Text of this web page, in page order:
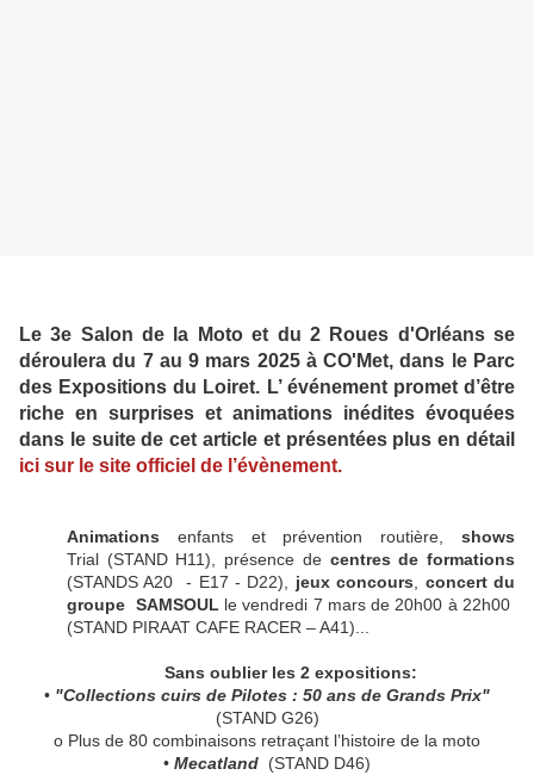
Le 3e Salon de la Moto et du 2 Roues d'Orléans se
déroulera du 7 au 9 mars 2025 à CO'Met, dans le Parc
des Expositions du Loiret. L’ événement promet d’être
riche en surprises et animations inédites évoquées
dans le suite de cet article et présentées plus en détail
ici sur le site officiel de l’évènement.
Animations enfants et prévention routière, shows
Trial (STAND H11), présence de centres de formations
(STANDS A20 - E17 - D22), jeux concours
concert du
groupe SAMSOUL le vendredi 7 mars de 20h00 à 22h00
(STAND PIRAAT CAFE RACER – A41)...
Sans oublier les 2 expositions:
• "Collections cuirs de Pilotes : 50 ans de Grands Prix"
(STAND G26)
o Plus de 80 combinaisons retraçant l’histoire de la moto
• Mecatland (STAND D46)